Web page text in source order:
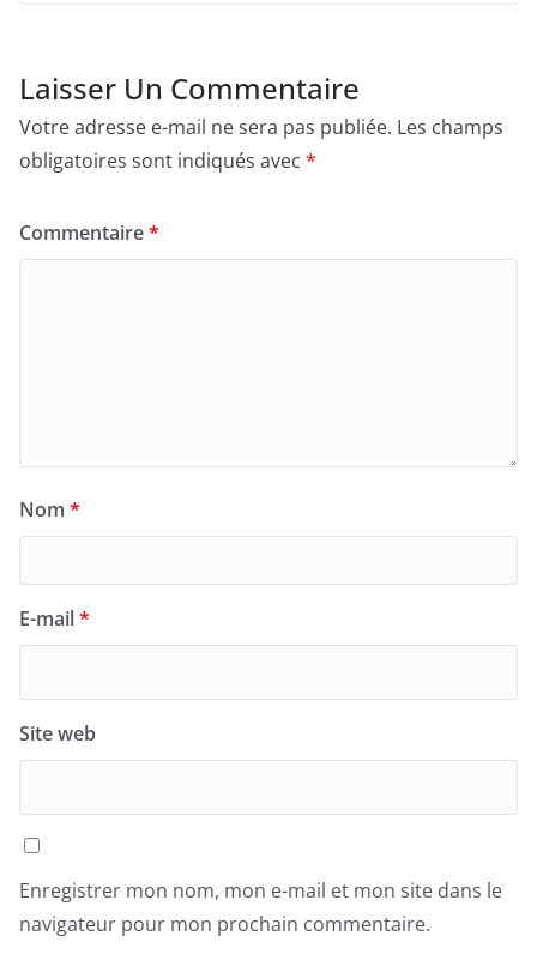
Laisser Un Commentaire
Votre adresse e-mail ne sera pas publiée. Les champs
obligatoires sont indiqués avec *
Commentaire*
Nom *
E-mail*
Site web
Enregistrer mon nom, mon e-mail et mon site dans le
navigateur pour mon prochain commentaire.